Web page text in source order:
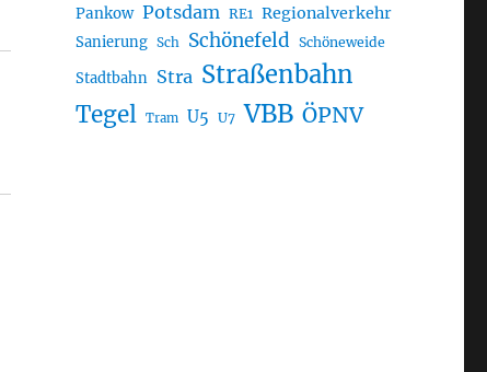
Pankow Potsdam RE1 Regionalverkehr
Sanierung Sch Schönefeld Schöneweide
Stadtbahn Stra Straßenbahn
Tegel Tram U5 U7 VBB ÖPNV